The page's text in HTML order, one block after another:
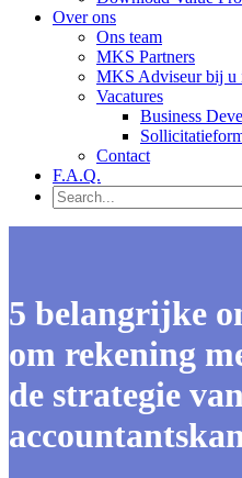
Over ons
Ons team
MKS Partners
MKS Adviseur bij u
Vacatures
Business
Contact
F.A.Q.
5 belangrijke
om rekening
de strategie